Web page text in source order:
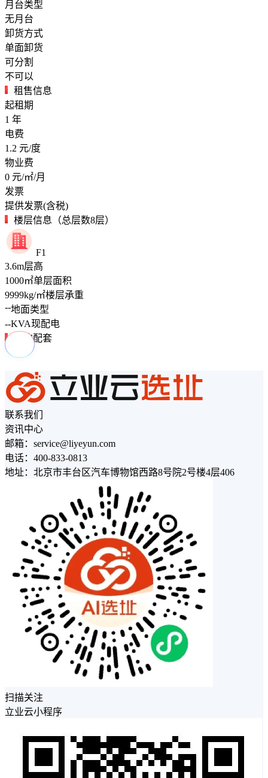
月台类型
无月台
卸货方式
单面卸货
可分割
不可以
租售信息
起租期
1 年
电费
1.2 元/度
物业费
0 元/㎡/月
发票
提供发票(含税)
楼层信息（总层数8层）
F1
3.6m层高
1000㎡单层面积
9999kg/㎡楼层承重
--地面类型
--KVA现配电
周边配套
联系我们
资讯中心
邮箱：service@liyeyun.com
电话：400-833-0813
地址：北京市丰台区汽车博物馆西路8号院2号楼4层406
扫描关注
立业云小程序